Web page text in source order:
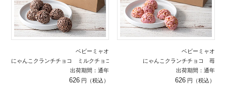
ベビーミャオ
にゃんこクランチチョコ ミルクチョコ
出荷期間：通年
626
ベビーミャオ
にゃんこクランチチョコ 苺
出荷期間：通年
626